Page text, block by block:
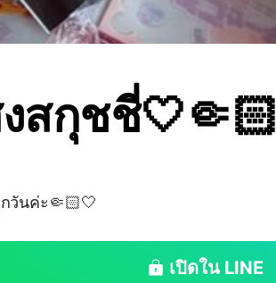
สกุชชี่🤍🤏🏻
วันค่ะ🤏🏻🤍
เปิดใน LINE